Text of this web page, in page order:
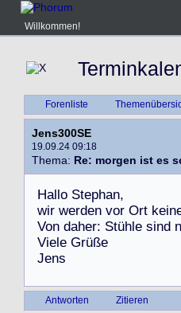
Willkommen!
Forenliste
Jens300SE
19.09.24 09:18
Thema: Re: morgen ist es
Hallo Stephan,
wir werden vor Ort kein
Von daher: Stühle sind n
Viele Grüße
Jens
Antworten Zitieren